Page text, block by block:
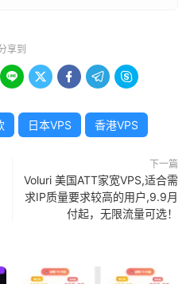
享到
    
日本VPS 香港VPS
下一篇
Voluri 美国ATT家宽VPS,适合需
求IP质量要求较高的用户,9.9月
付起，无限流量可选！